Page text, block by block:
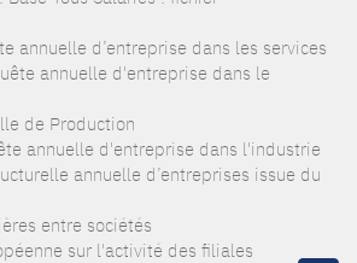
annuelle d’entreprise dans les services
annuelle d'entreprise dans le
de Production
annuelle d'entreprise dans l'industrie
annuelle d’entreprises issue du
entre sociétés
sur l'activité des filiales